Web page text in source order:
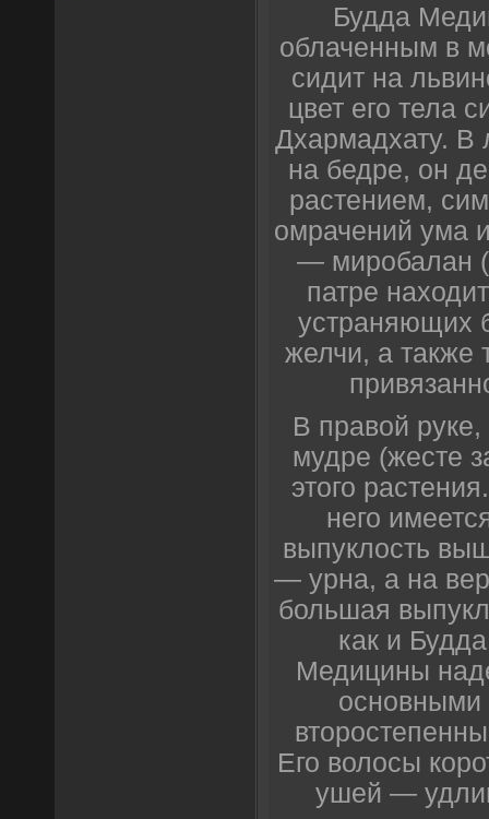
Будда
облаченным в
сидит на
цвет его тела
Дхармадхату. В
на бедре, он
растением,
омрачений ума
— миробалан
патре
устраняющих
желчи, а также
В правой
мудре (жесте
этого
него
выпуклость
— урна, а на
большая
как и
Медицины
основными
Его волосы
ушей —